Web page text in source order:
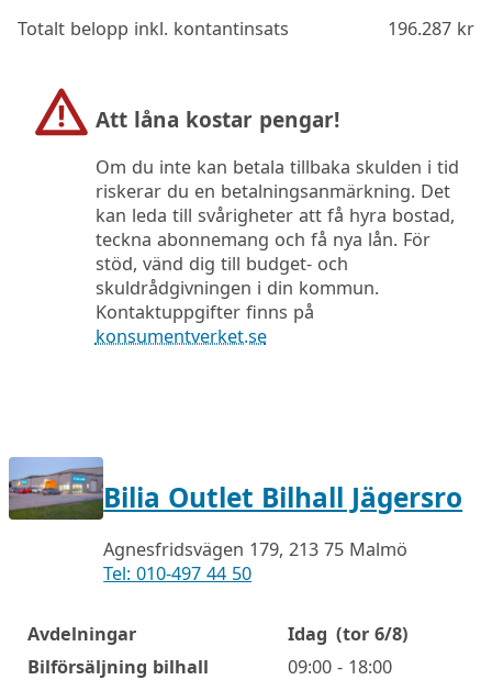
Totalt belopp inkl. kontantinsats
196.287kr
Att låna kostar pengar!
Om du inte kan betala tillbaka skulden i tid
riskerar du en betalningsanmärkning. Det
kan leda till svårigheter att få hyra bostad,
teckna abonnemang och få nya lån. För
stöd, vänd dig till budget- och
skuldrådgivningen i din kommun.
Kontaktuppgifter finns på
konsumentverket.se
Bilia Outlet Bilhall Jägersro
Agnesfridsvägen 179, 213 75 Malmö
Tel: 010-497 44 50
Öppettider
Avdelningar Idag (tor 6/8)
Bilförsäljning bilhall
09:00 - 18:00